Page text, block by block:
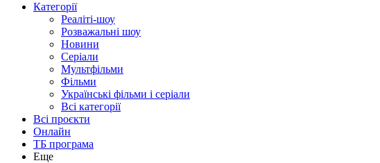
Категорії
Реаліті-шоу
Розважальні шоу
Новини
Серіали
Мультфільми
Фільми
Українські фільми і серіали
Всі категорії
Всі проєкти
Онлайн
ТБ програма
Еще